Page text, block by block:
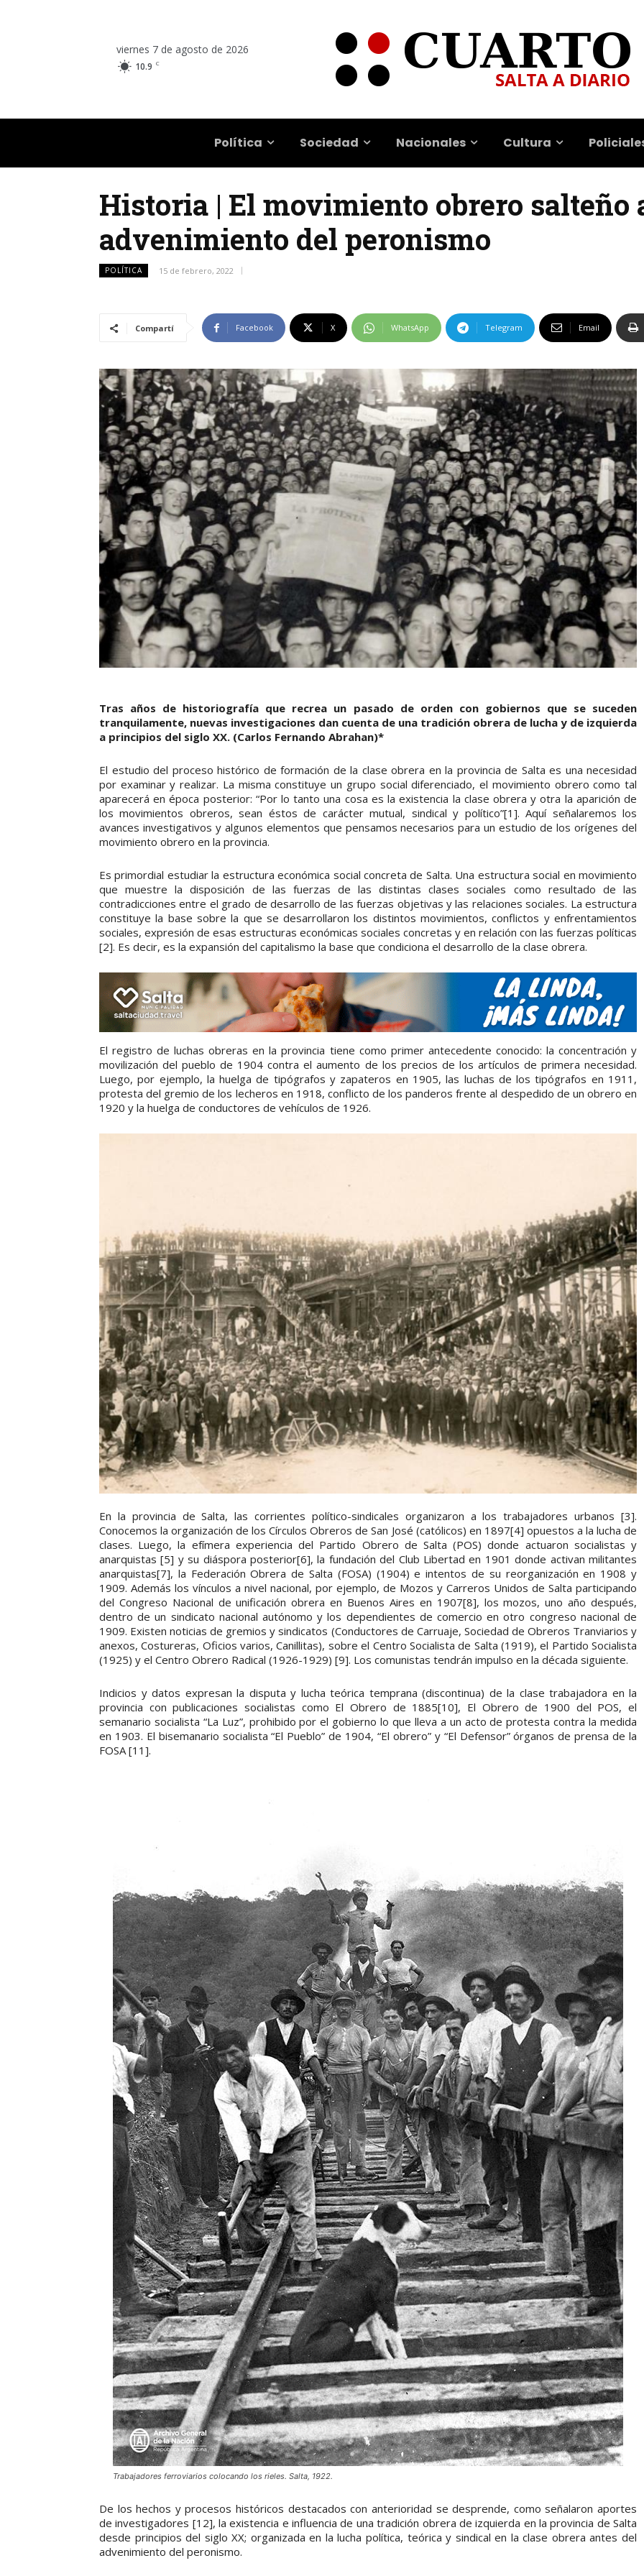
viernes 7 de agosto de 2026
10.9 C
Política Sociedad Nacionales Cultura
Historia | El movimiento obrero salteño
advenimiento del peronismo
POLÍTICA 15 de febrero, 2022
Compartí Facebook X WhatsApp Telegram Email
Tras años de historiografía que recrea un pasado de orden con gobiernos que se suceden
tranquilamente, nuevas investigaciones dan cuenta de una tradición obrera de lucha y de izquierda
a principios del siglo XX. (Carlos Fernando Abrahan)*
El estudio del proceso histórico de formación de la clase obrera en la provincia de Salta es una necesidad
por examinar y realizar. La misma constituye un grupo social diferenciado, el movimiento obrero como tal
aparecerá en época posterior: “Por lo tanto una cosa es la existencia la clase obrera y otra la aparición de
los movimientos obreros, sean éstos de carácter mutual, sindical y político”[1]. Aquí señalaremos los
avances investigativos y algunos elementos que pensamos necesarios para un estudio de los orígenes del
movimiento obrero en la provincia.
Es primordial estudiar la estructura económica social concreta de Salta. Una estructura social en movimiento
que muestre la disposición de las fuerzas de las distintas clases sociales como resultado de las
contradicciones entre el grado de desarrollo de las fuerzas objetivas y las relaciones sociales. La estructura
constituye la base sobre la que se desarrollaron los distintos movimientos, conflictos y enfrentamientos
sociales, expresión de esas estructuras económicas sociales concretas y en relación con las fuerzas políticas
[2]. Es decir, es la expansión del capitalismo la base que condiciona el desarrollo de la clase obrera.
El registro de luchas obreras en la provincia tiene como primer antecedente conocido: la concentración y
movilización del pueblo de 1904 contra el aumento de los precios de los artículos de primera necesidad.
Luego, por ejemplo, la huelga de tipógrafos y zapateros en 1905, las luchas de los tipógrafos en 1911,
protesta del gremio de los lecheros en 1918, conflicto de los panderos frente al despedido de un obrero en
1920 y la huelga de conductores de vehículos de 1926.
En la provincia de Salta, las corrientes político-sindicales organizaron a los trabajadores urbanos [3].
Conocemos la organización de los Círculos Obreros de San José (católicos) en 1897[4] opuestos a la lucha de
clases. Luego, la efímera experiencia del Partido Obrero de Salta (POS) donde actuaron socialistas y
anarquistas [5] y su diáspora posterior[6], la fundación del Club Libertad en 1901 donde activan militantes
anarquistas[7], la Federación Obrera de Salta (FOSA) (1904) e intentos de su reorganización en 1908 y
1909. Además los vínculos a nivel nacional, por ejemplo, de Mozos y Carreros Unidos de Salta participando
del Congreso Nacional de unificación obrera en Buenos Aires en 1907[8], los mozos, uno año después,
dentro de un sindicato nacional autónomo y los dependientes de comercio en otro congreso nacional de
1909. Existen noticias de gremios y sindicatos (Conductores de Carruaje, Sociedad de Obreros Tranviarios y
anexos, Costureras, Oficios varios, Canillitas), sobre el Centro Socialista de Salta (1919), el Partido Socialista
(1925) y el Centro Obrero Radical (1926-1929) [9]. Los comunistas tendrán impulso en la década siguiente.
Indicios y datos expresan la disputa y lucha teórica temprana (discontinua) de la clase trabajadora en la
provincia con publicaciones socialistas como El Obrero de 1885[10], El Obrero de 1900 del POS, el
semanario socialista “La Luz”, prohibido por el gobierno lo que lleva a un acto de protesta contra la medida
en 1903. El bisemanario socialista “El Pueblo” de 1904, “El obrero” y “El Defensor” órganos de prensa de la
FOSA [11].
Trabajadores ferroviarios colocando los rieles. Salta, 1922.
De los hechos y procesos históricos destacados con anterioridad se desprende, como señalaron aportes
de investigadores [12], la existencia e influencia de una tradición obrera de izquierda en la provincia de Salta
desde principios del siglo XX; organizada en la lucha política, teórica y sindical en la clase obrera antes del
advenimiento del peronismo.